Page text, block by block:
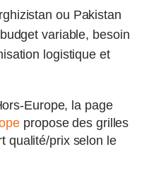
ou Pakistan
variable, besoin
logistique et
Europe, la page
propose des grilles
qualité/prix selon le